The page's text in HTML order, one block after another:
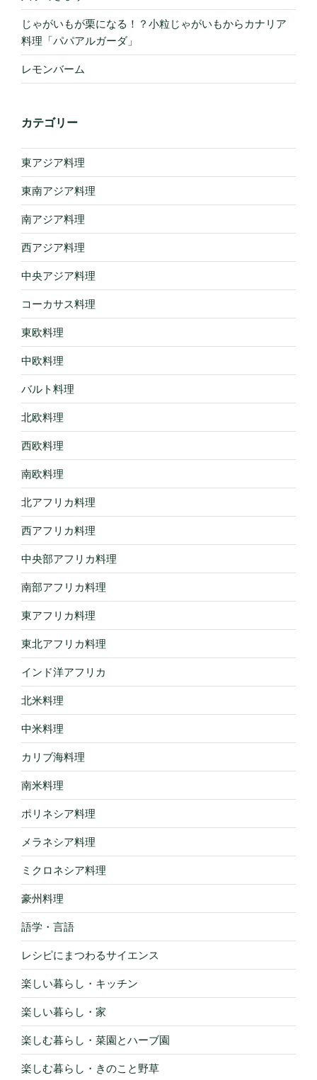
じゃがいもが栗になる！？小粒じゃがいもからカナリア
料理「パパアルガーダ」
レモンバーム
カテゴリー
東アジア料理
東南アジア料理
南アジア料理
西アジア料理
中央アジア料理
コーカサス料理
東欧料理
中欧料理
バルト料理
北欧料理
西欧料理
南欧料理
北アフリカ料理
西アフリカ料理
中央部アフリカ料理
南部アフリカ料理
東アフリカ料理
東北アフリカ料理
インド洋アフリカ
北米料理
中米料理
カリブ海料理
南米料理
ポリネシア料理
メラネシア料理
ミクロネシア料理
豪州料理
語学・言語
レシピにまつわるサイエンス
楽しい暮らし・キッチン
楽しい暮らし・家
楽しむ暮らし・菜園とハーブ園
楽しむ暮らし・きのこと野草